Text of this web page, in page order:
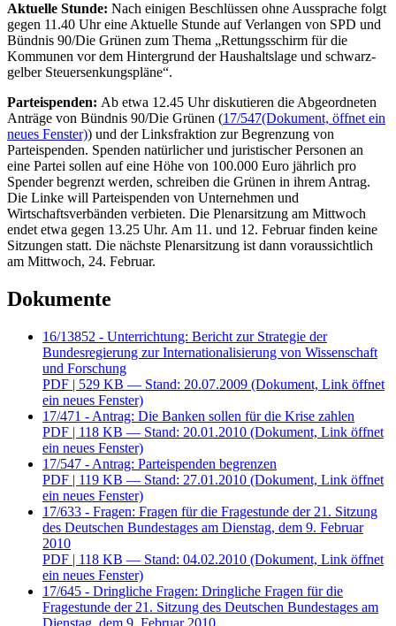
Aktuelle Stunde: Nach einigen Beschlüssen ohne Aussprache folgt
gegen 11.40 Uhr eine Aktuelle Stunde auf Verlangen von SPD und
Bündnis 90/Die Grünen zum Thema „Rettungsschirm für die
Kommunen vor dem Hintergrund der Haushaltslage und schwarz-
gelber Steuersenkungspläne“.
Parteispenden: Ab etwa 12.45 Uhr diskutieren die Abgeordneten
Anträge von Bündnis 90/Die Grünen (17/547(Dokument, öffnet ein
neues Fenster)) und der Linksfraktion zur Begrenzung von
Parteispenden. Spenden natürlicher und juristischer Personen an
eine Partei sollen auf eine Höhe von 100.000 Euro jährlich pro
Spender begrenzt werden, schreiben die Grünen in ihrem Antrag.
Die Linke will Parteispenden von Unternehmen und
Wirtschaftsverbänden verbieten. Die Plenarsitzung am Mittwoch
endet etwa gegen 13.25 Uhr. Am 11. und 12. Februar finden keine
Sitzungen statt. Die nächste Plenarsitzung ist dann voraussichtlich
am Mittwoch, 24. Februar.
Dokumente
16/13852 - Unterrichtung: Bericht zur Strategie der
Bundesregierung zur Internationalisierung von Wissenschaft
und Forschung
PDF | 529 KB — Stand: 20.07.2009 (Dokument, Link öffnet
ein neues Fenster)
17/471 - Antrag: Die Banken sollen für die Krise zahlen
PDF | 118 KB — Stand: 20.01.2010 (Dokument, Link öffnet
ein neues Fenster)
17/547 - Antrag: Parteispenden begrenzen
PDF | 119 KB — Stand: 27.01.2010 (Dokument, Link öffnet
ein neues Fenster)
17/633 - Fragen: Fragen für die Fragestunde der 21. Sitzung
des Deutschen Bundestages am Dienstag, dem 9. Februar
2010
PDF | 118 KB — Stand: 04.02.2010 (Dokument, Link öffnet
ein neues Fenster)
17/645 - Dringliche Fragen: Dringliche Fragen für die
Fragestunde der 21. Sitzung des Deutschen Bundestages am